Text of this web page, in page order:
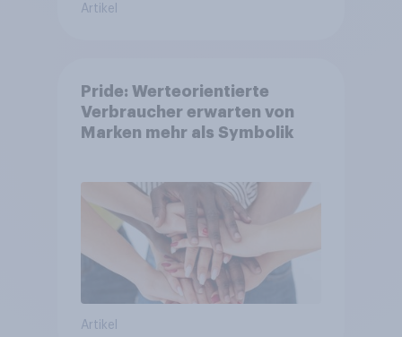
Artikel
Pride: Werteorientierte
Verbraucher erwarten von
Marken mehr als Symbolik
Artikel